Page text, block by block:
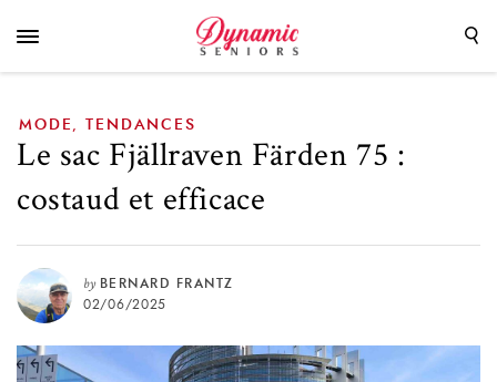
MODE TENDANCES
Le sac Fjällraven Färden 75 :
costaud et efficace
by BERNARD FRANTZ
02/06/2025